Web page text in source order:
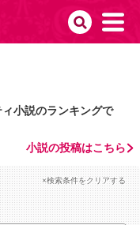
小説のランキングで
小説の投稿はこちら
×検索条件をクリアする